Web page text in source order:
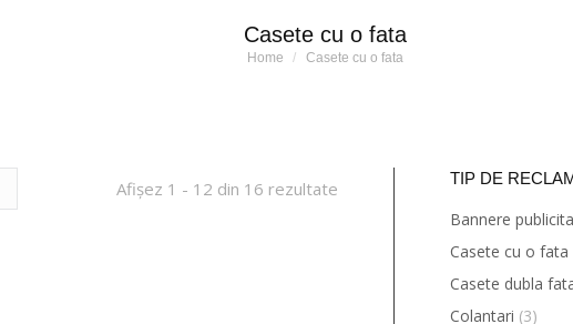
Casete cu o fata
You are here:
Home Casete cu o fata
Afișez 1 - 12 din 16 rezultate TIP DE
Bannere
Casete cu o fata
Casete dubla
Colantari (3)